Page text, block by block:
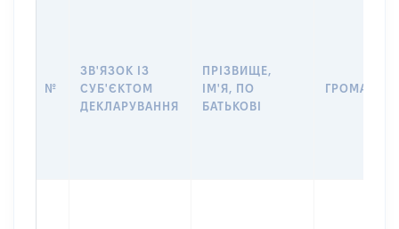
№
ЗВ'ЯЗОК ІЗ
СУБ'ЄКТОМ
ДЕКЛАРУВАННЯ
ПРІЗВИЩЕ,
ІМ'Я, ПО
БАТЬКОВІ